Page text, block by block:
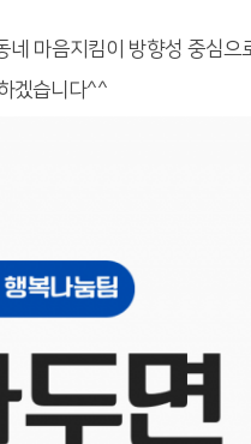
마음지킴이 방향성 중심으
겠습니다^^